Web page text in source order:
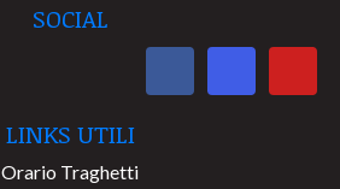
SOCIAL
LINKS UTILI
Orario Traghetti